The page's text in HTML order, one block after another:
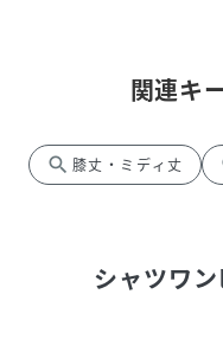
関連キ
search 膝丈・ミディ丈
シャツワ